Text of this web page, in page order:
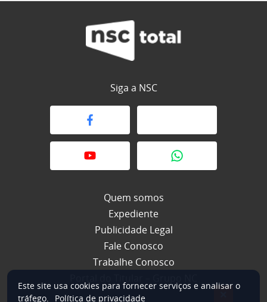
Siga a NSC
Quem somos
Expediente
Publicidade Legal
Fale Conosco
Trabalhe Conosco
Este site usa cookies para fornecer serviços e analisar o
tráfego.
Política de privacidade